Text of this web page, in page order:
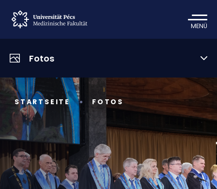
MENÜ
Fotos
STARTSEITE FOTOS